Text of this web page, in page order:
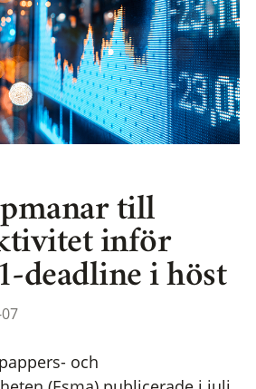
till
inför
deadline i höst
och